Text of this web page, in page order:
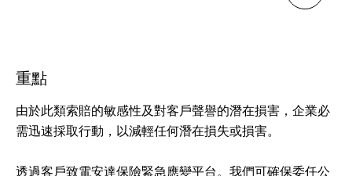
重點
由於此類索賠的敏感性及對客戶聲譽的潛在損害，企業必
需迅速採取行動，以減輕任何潛在損失或損害。
透過客戶致電安達保險緊急應變平台。我們可確保委任公